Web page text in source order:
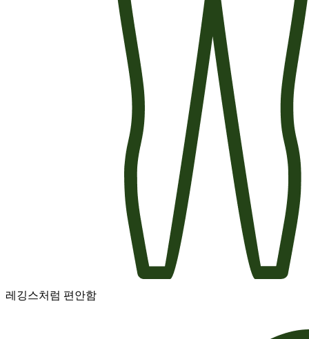
레깅스처럼 편안함